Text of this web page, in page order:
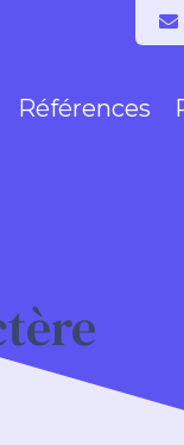
Références